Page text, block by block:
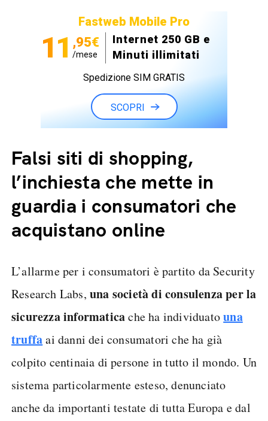
Fastweb Mobile Pro
11 ,95€
/mese
Internet 250 GB e
Minuti illimitati
Spedizione SIM GRATIS
SCOPRI
Falsi siti di shopping,
l’inchiesta che mette in
guardia i consumatori che
acquistano online
L’allarme per i consumatori è partito da Security
Research Labs, una società di consulenza per la
sicurezza informaticache ha individuatouna
truffaai danni dei consumatori che ha già
colpito centinaia di persone in tutto il mondo. Un
sistema particolarmente esteso, denunciato
anche da importanti testate di tutta Europa e dal